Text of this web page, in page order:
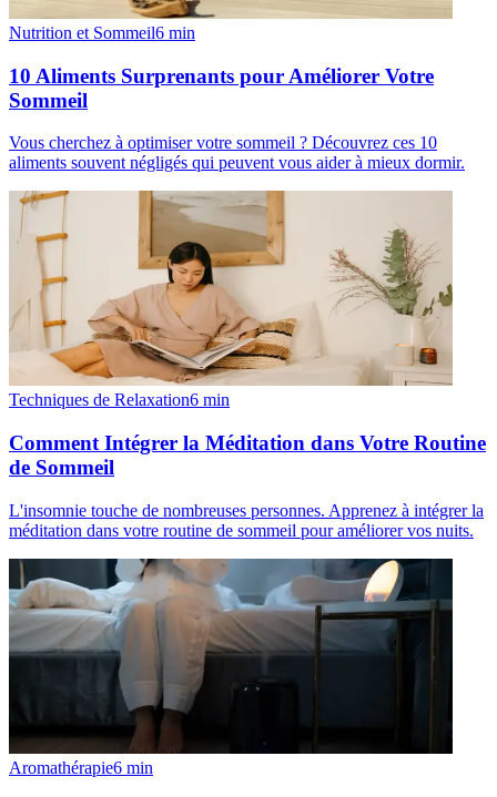
Nutrition et Sommeil6 min
10 Aliments Surprenants pour Améliorer Votre
Sommeil
Vous cherchez à optimiser votre sommeil ? Découvrez ces 10
aliments souvent négligés qui peuvent vous aider à mieux dormir.
Techniques de Relaxation6 min
Comment Intégrer la Méditation dans Votre Routine
de Sommeil
L'insomnie touche de nombreuses personnes. Apprenez à intégrer la
méditation dans votre routine de sommeil pour améliorer vos nuits.
Aromathérapie6 min